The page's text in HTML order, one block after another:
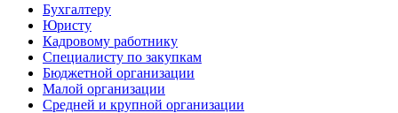
Бухгалтеру
Юристу
Кадровому работнику
Специалисту по закупкам
Бюджетной организации
Малой организации
Средней и крупной организации